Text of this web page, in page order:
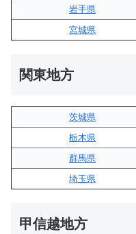
岩手県
宮城県
関東地方
茨城県
栃木県
群馬県
埼玉県
甲信越地方